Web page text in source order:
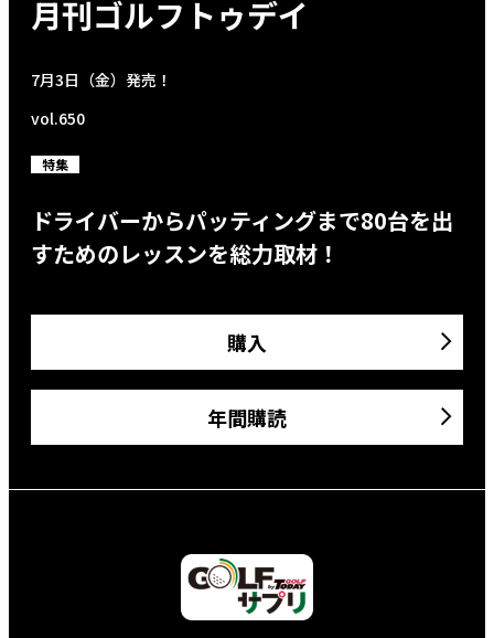
月刊ゴルフトゥデイ
7月3日（金）発売！
vol.650
特集
ドライバーからパッティングまで80台を出
すためのレッスンを総力取材！
購入
年間購読